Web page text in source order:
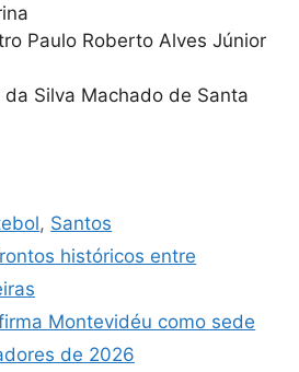
Paulo Roberto Alves Júnior
da Silva Machado de Santa
, Santos
históricos entre
Montevidéu como sede
de 2026